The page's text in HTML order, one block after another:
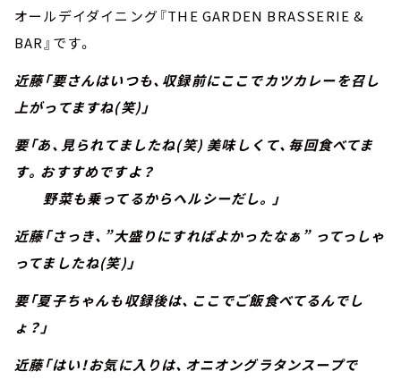
オールデイダイニング『THE GARDEN BRASSERIE &
BAR』です。
近藤「要さんはいつも、収録前にここでカツカレーを召し
上がってますね(笑)」
要「あ、見られてましたね(笑) 美味しくて、毎回食べてま
す。おすすめですよ？
野菜も乗ってるからヘルシーだし。」
近藤「さっき、”大盛りにすればよかったなぁ” ってっしゃ
ってましたね(笑)」
要「夏子ちゃんも収録後は、ここでご飯食べてるんでし
ょ？」
近藤「はい！お気に入りは、オニオングラタンスープで